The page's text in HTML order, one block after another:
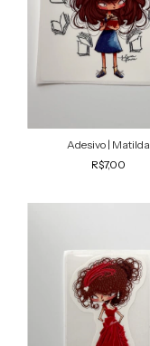
Adesivo | Matilda
R$7,00